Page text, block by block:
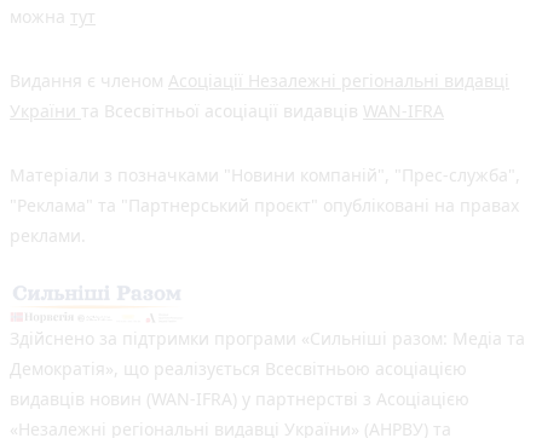
можна тут
Видання є членом Асоціації Незалежні регіональні видавці
України та Всесвітньої асоціації видавців WAN-IFRA
Матеріали з позначками "Новини компаній", "Прес-служба",
"Реклама" та "Партнерський проєкт" опубліковані на правах
реклами.
Здійснено за підтримки програми «Сильніші разом: Медіа та
Демократія», що реалізується Всесвітньою асоціацією
видавців новин (WAN-IFRA) у партнерстві з Асоціацією
«Незалежні регіональні видавці України» (АНРВУ) та